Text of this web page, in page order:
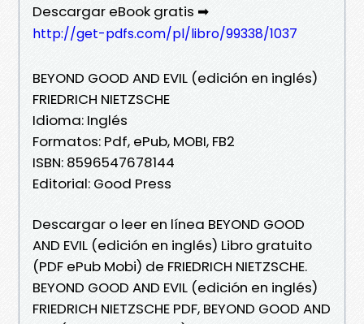
Descargar eBook gratis ➡
http://get-pdfs.com/pl/libro/99338/1037
BEYOND GOOD AND EVIL (edición en inglés)
FRIEDRICH NIETZSCHE
Idioma: Inglés
Formatos: Pdf, ePub, MOBI, FB2
ISBN: 8596547678144
Editorial: Good Press
Descargar o leer en línea BEYOND GOOD
AND EVIL (edición en inglés) Libro gratuito
(PDF ePub Mobi) de FRIEDRICH NIETZSCHE.
BEYOND GOOD AND EVIL (edición en inglés)
FRIEDRICH NIETZSCHE PDF, BEYOND GOOD AND